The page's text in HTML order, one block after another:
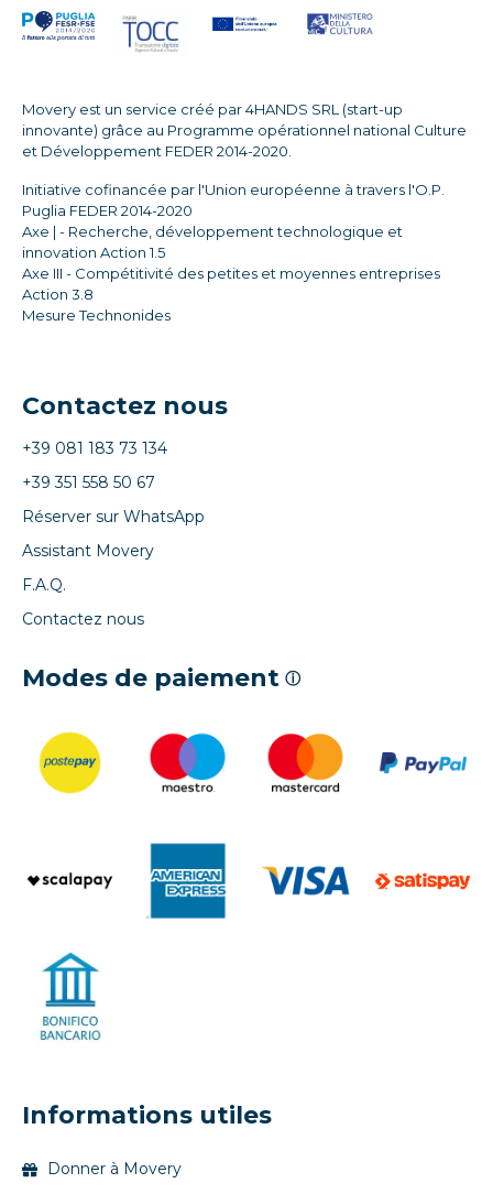
Movery est un service créé par 4HANDS SRL (start-up
innovante) grâce au Programme opérationnel national Culture
et Développement FEDER 2014-2020.
Initiative cofinancée par l'Union européenne à travers l'O.P.
Puglia FEDER 2014-2020
Axe | - Recherche, développement technologique et
innovation Action 1.5
Axe III - Compétitivité des petites et moyennes entreprises
Action 3.8
Mesure Technonides
Contactez nous
+39 081 183 73 134
+39 351 558 50 67
Réserver sur WhatsApp
Assistant Movery
F.A.Q.
Contactez nous
Modes de paiement ⓘ
Informations utiles
Donner à Movery